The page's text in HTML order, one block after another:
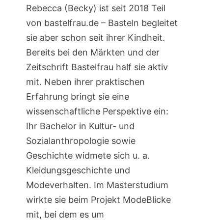
Rebecca (Becky) ist seit 2018 Teil
von bastelfrau.de – Basteln begleitet
sie aber schon seit ihrer Kindheit.
Bereits bei den Märkten und der
Zeitschrift Bastelfrau half sie aktiv
mit. Neben ihrer praktischen
Erfahrung bringt sie eine
wissenschaftliche Perspektive ein:
Ihr Bachelor in Kultur- und
Sozialanthropologie sowie
Geschichte widmete sich u. a.
Kleidungsgeschichte und
Modeverhalten. Im Masterstudium
wirkte sie beim Projekt ModeBlicke
mit, bei dem es um